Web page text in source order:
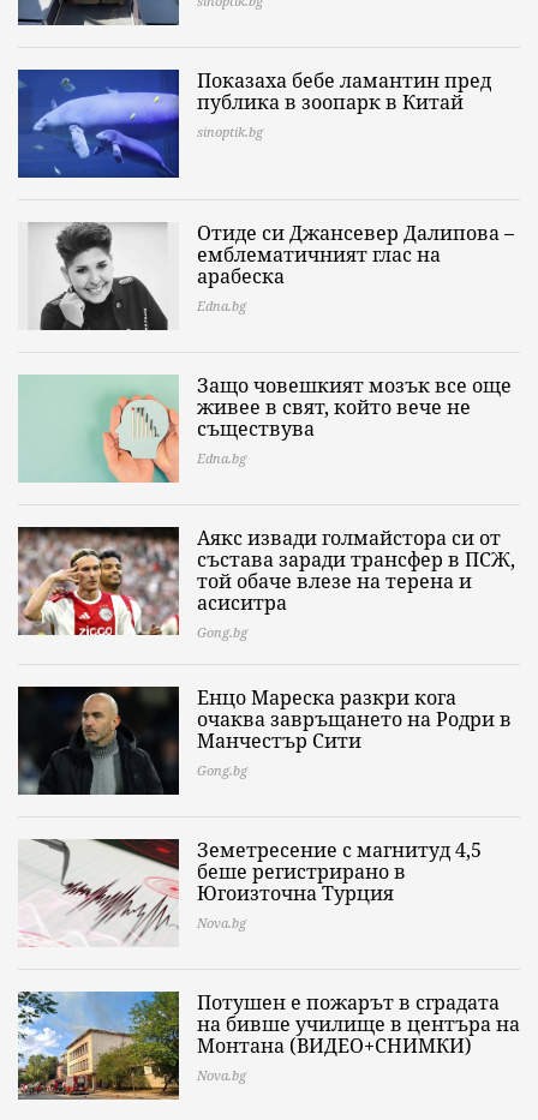
Показаха бебе ламантин пред
публика в зоопарк в Китай
sinoptik.bg
Отиде си Джансевер Далипова –
емблематичният глас на
арабеска
Edna.bg
Защо човешкият мозък все още
живее в свят, който вече не
съществува
Edna.bg
Аякс извади голмайстора си от
състава заради трансфер в ПСЖ,
той обаче влезе на терена и
асиситра
Gong.bg
Енцо Мареска разкри кога
очаква завръщането на Родри в
Манчестър Сити
Gong.bg
Земетресение с магнитуд 4,5
беше регистрирано в
Югоизточна Турция
Nova.bg
Потушен е пожарът в сградата
на бивше училище в центъра на
Монтана (ВИДЕО+СНИМКИ)
Nova.bg